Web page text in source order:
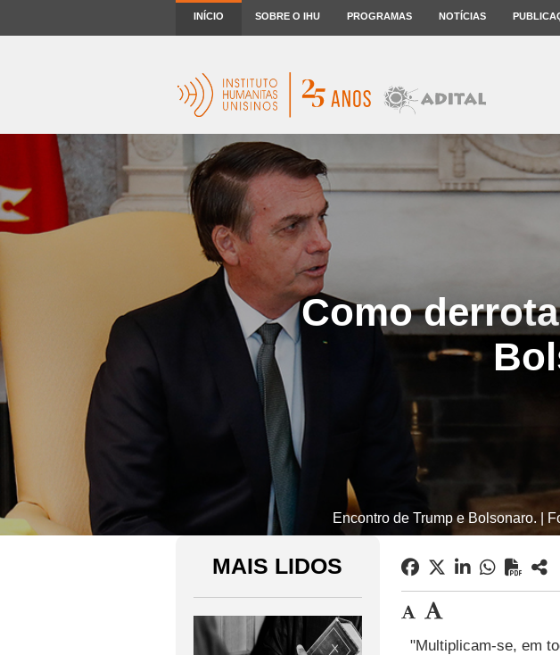
INÍCIO SOBRE O IHU PROGRAMAS NOTÍCIAS
Como
Encontro de Trump e Bolsonaro. |
MAIS LIDOS
"Multiplicam-se, em